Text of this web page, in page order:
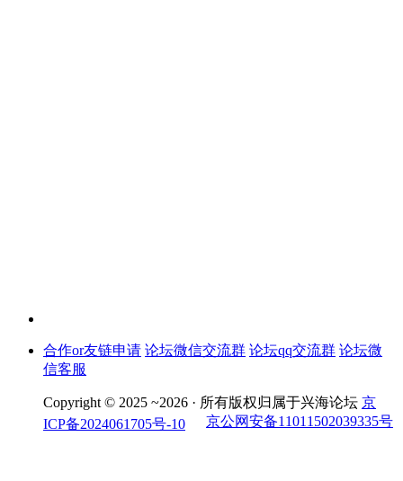
合作or友链申请 论坛微信交流群 论坛qq交流群 论坛微
信客服
Copyright © 2025 ~2026 · 所有版权归属于兴海论坛 京
ICP备2024061705号-10
京公网安备11011502039335号